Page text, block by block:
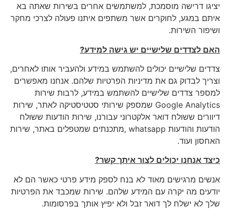
יציגו דרישה מוסמכת, למשתמשים אחרים בשירות שאתה בא
איתם במגע, לחוקרים אשר משתפים איתנו פעולה לצרכי מחקר
ושיפור השירות.
האם לצדדים שלישיים יש גישה למידע?
צדדים שלישיים יכולים להשתמש במידע ולהעביר אותו לאחרים,
וצריך לבדוק גם את מדיניות הפרטיות שלהם. אנחנו מאפשרים
למספר צדדים שלישיים להשתמש במידע, לרבות שירות
Google Analytics שמספק שירותי סטטיסטיקה לאתר, שירות
דיוורים ששולח דואר אלקטרוני עבורנו, שירות הודעות ששולח
הודעות והודעות whatsapp ,מתכנתים שמטפלים באתר, שירות
האחסון ועוד.
כיצד אנחנו יכולים לצור איתך קשר?
אנשים מרגישים מאוד לא בנח לספק מידע פרטי כאשר הם לא
יודעים מה יקרה עם המידע שלהם. שירות שמכבד את הפרטיות
שלך לא ישלח לך דואר זבל ולא יפיץ אותך בפרסומות.